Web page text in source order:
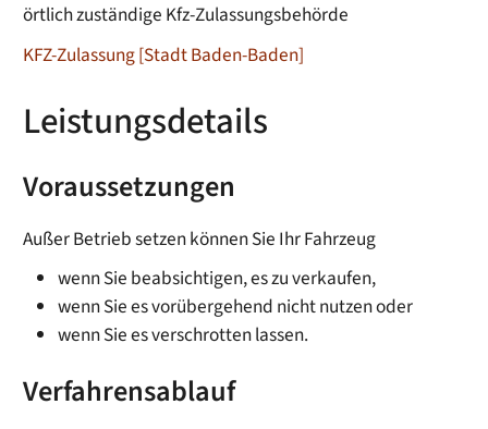
örtlich zuständige Kfz-Zulassungsbehörde
KFZ-Zulassung [Stadt Baden-Baden]
Leistungsdetails
Voraussetzungen
Außer Betrieb setzen können Sie Ihr Fahrzeug
wenn Sie beabsichtigen, es zu verkaufen,
wenn Sie es vorübergehend nicht nutzen oder
wenn Sie es verschrotten lassen.
Verfahrensablauf